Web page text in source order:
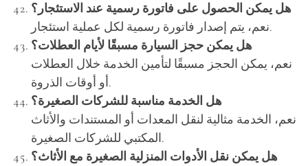
هل يمكن الحصول على فاتورة رسمية عند الاستئجار؟
نعم، يتم إصدار فاتورة رسمية لكل عملية استئجار.
هل يمكن حجز السيارة مسبقًا لأيام العطلات؟
نعم، يمكن الحجز مسبقًا لتأمين الخدمة خلال العطلات
أو أوقات الذروة.
هل الخدمة مناسبة للشركات الصغيرة؟
نعم، الخدمة مثالية لنقل المعدات أو المستندات والأثاث
المكتبي للشركات الصغيرة.
هل يمكن نقل الأدوات المنزلية الصغيرة مع الأثاث؟